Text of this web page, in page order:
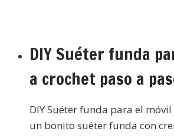
DIY Suéter funda
a crochet paso a
DIY Suéter funda para el móvil
un bonito suéter funda con